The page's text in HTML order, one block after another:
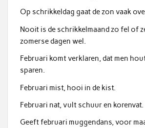
Op schrikkeldag gaat de zon vaak
Nooit is de schrikkelmaand zo fel of
zomerse dagen wel.
Februari komt verklaren, dat men
sparen.
Februari mist, hooi in de kist.
Februari nat, vult schuur en korenvat.
Geeft februari muggendans, voor